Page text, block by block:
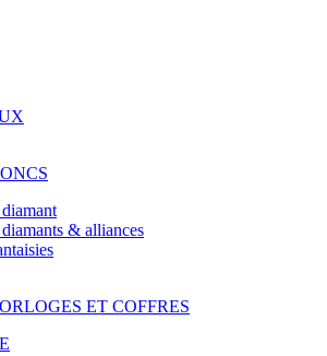
& alliances
ET COFFRES